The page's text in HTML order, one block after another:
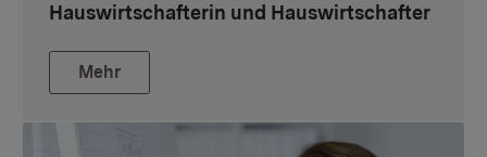
Hauswirtschafterin und Hauswirtschafter
Mehr